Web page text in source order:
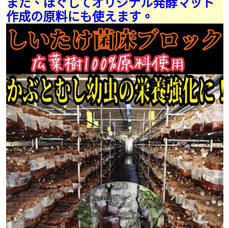
また、ほぐしてオリジナル発酵マット
作成の原料にも使えます。